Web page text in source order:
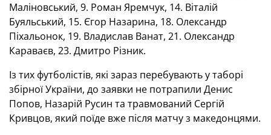
Маліновський, 9. Роман Яремчук, 14. Віталій
Буяльський, 15. Єгор Назарина, 18. Олександр
Піхальонок, 19. Владислав Ванат, 21. Олександр
Караваєв, 23. Дмитро Різник.
Із тих футболістів, які зараз перебувають у таборі
збірної України, до заявки не потрапили Денис
Попов, Назарій Русин та травмований Сергій
Кривцов, який поїде вже після матчу з македонцями.